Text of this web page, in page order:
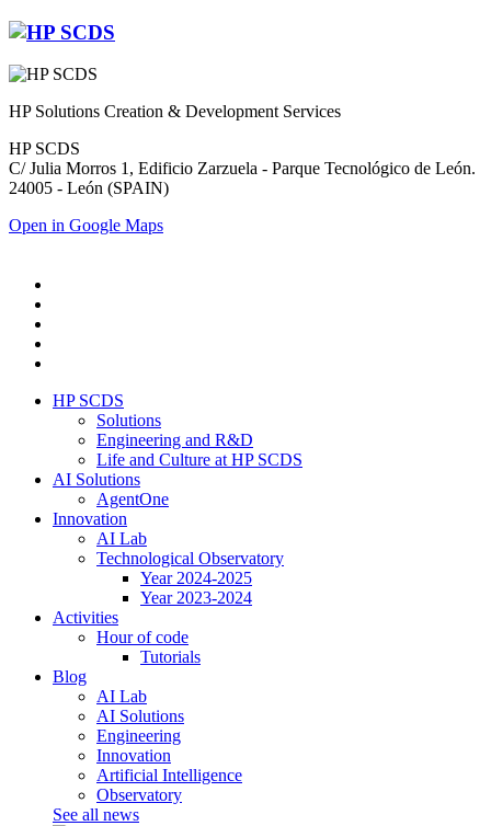
HP Solutions Creation & Development Services
HP SCDS
C/ Julia Morros 1, Edificio Zarzuela - Parque Tecnológico de León.
24005 - León (SPAIN)
Open in Google Maps
HP SCDS
Solutions
Engineering and R&D
Life and Culture at HP SCDS
AI Solutions
AgentOne
Innovation
AI Lab
Technological Observatory
Year 2024-2025
Year 2023-2024
Activities
Hour of code
Tutorials
Blog
AI Lab
AI Solutions
Engineering
Innovation
Artificial Intelligence
Observatory
See all news